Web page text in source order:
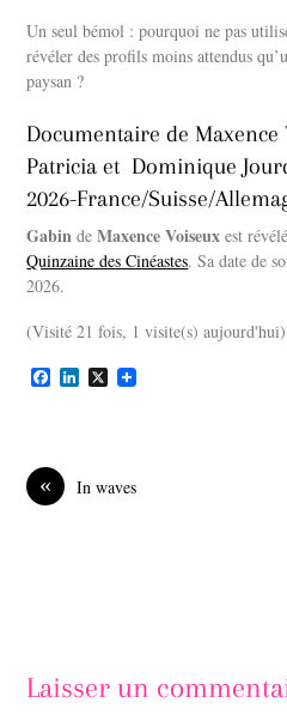
Un seul bémol : pourquoi ne pas
révéler des profils moins attendus
paysan ?
Documentaire de Maxence
Patricia et Dominique
2026-France/Suisse/
Gabin deMaxence Voiseux est
Quinzaine des Cinéastes. Sa date de
2026.
(Visité 21 fois, 1 visite(s) aujourd'hui)
F
o
o
k
L
I
X
« In waves
Laisser un